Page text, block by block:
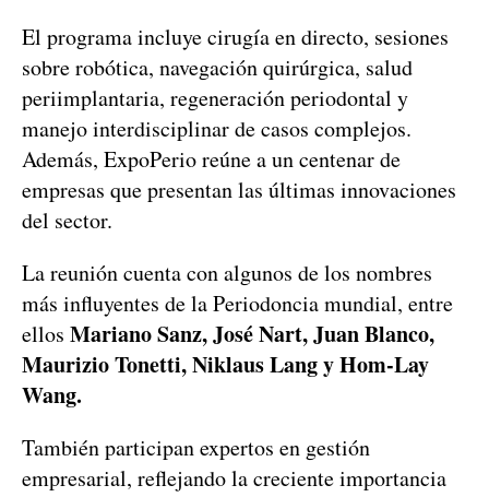
El programa incluye cirugía en directo, sesiones
sobre robótica, navegación quirúrgica, salud
periimplantaria, regeneración periodontal y
manejo interdisciplinar de casos complejos.
Además, ExpoPerio reúne a un centenar de
empresas que presentan las últimas innovaciones
del sector.
La reunión cuenta con algunos de los nombres
más influyentes de la Periodoncia mundial, entre
ellos Mariano Sanz, José Nart, Juan Blanco,
Maurizio Tonetti, Niklaus Lang y Hom-Lay
Wang.
También participan expertos en gestión
empresarial, reflejando la creciente importancia